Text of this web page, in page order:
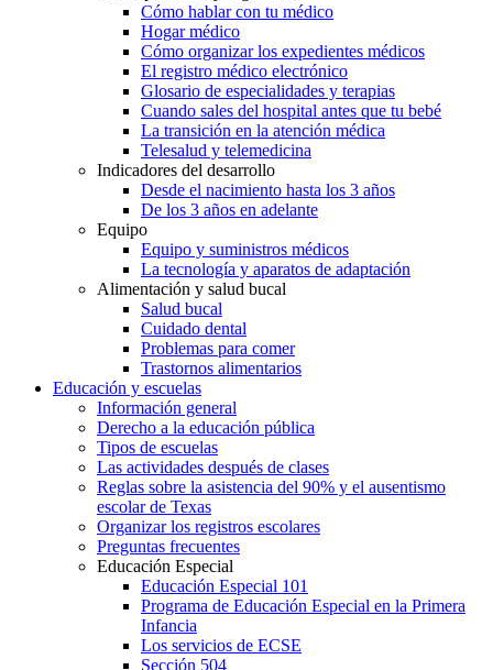
Cómo hablar con tu médico
Hogar médico
Cómo organizar los expedientes médicos
El registro médico electrónico
Glosario de especialidades y terapias
Cuando sales del hospital antes que tu bebé
La transición en la atención médica
Telesalud y telemedicina
Indicadores del desarrollo
Desde el nacimiento hasta los 3 años
De los 3 años en adelante
Equipo
Equipo y suministros médicos
La tecnología y aparatos de adaptación
Alimentación y salud bucal
Salud bucal
Cuidado dental
Problemas para comer
Trastornos alimentarios
Educación y escuelas
Información general
Derecho a la educación pública
Tipos de escuelas
Las actividades después de clases
Reglas sobre la asistencia del 90% y el ausentismo
escolar de Texas
Organizar los registros escolares
Preguntas frecuentes
Educación Especial
Educación Especial 101
Programa de Educación Especial en la Primera
Infancia
Los servicios de ECSE
Sección 504